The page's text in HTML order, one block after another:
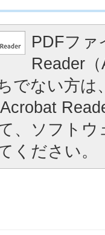
PDFファ
Reader
でない方は
、ソフト
ください。